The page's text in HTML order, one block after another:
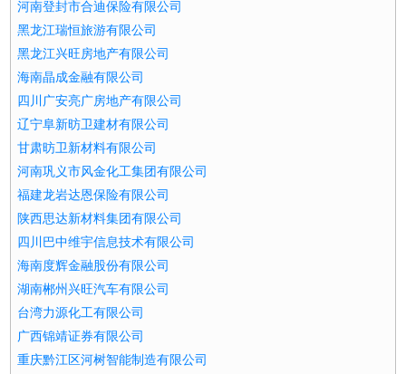
河南登封市合迪保险有限公司
黑龙江瑞恒旅游有限公司
黑龙江兴旺房地产有限公司
海南晶成金融有限公司
四川广安亮广房地产有限公司
辽宁阜新昉卫建材有限公司
甘肃昉卫新材料有限公司
河南巩义市风金化工集团有限公司
福建龙岩达恩保险有限公司
陕西思达新材料集团有限公司
四川巴中维宇信息技术有限公司
海南度辉金融股份有限公司
湖南郴州兴旺汽车有限公司
台湾力源化工有限公司
广西锦靖证券有限公司
重庆黔江区河树智能制造有限公司